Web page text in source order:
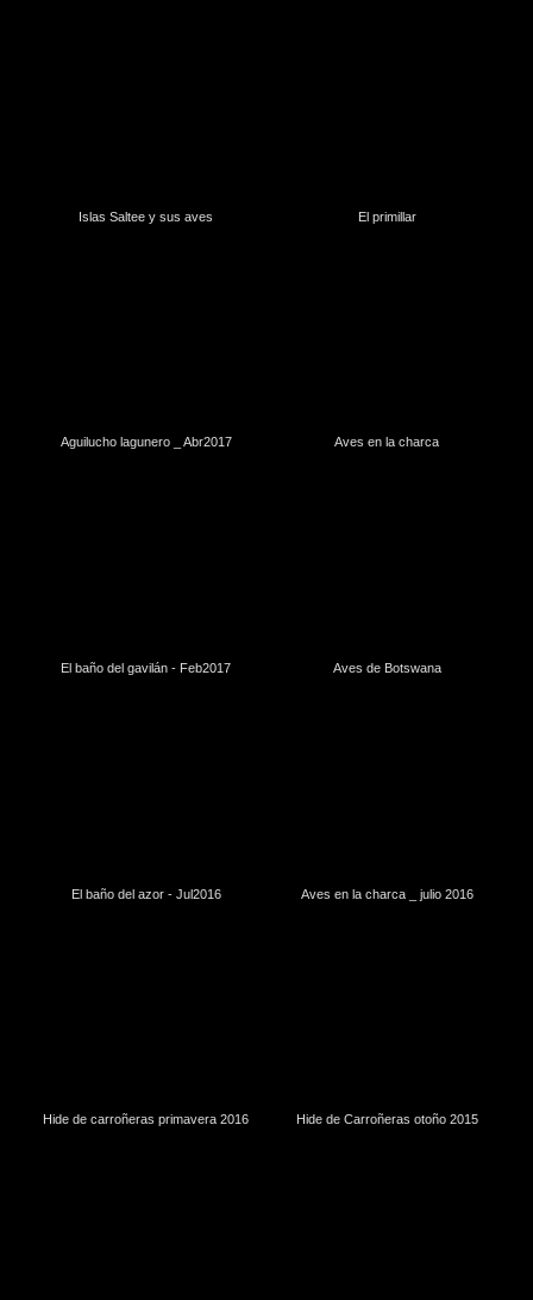
Islas Saltee y sus aves El primillar
Aguilucho lagunero _ Abr2017 Aves en la charca
El baño del gavilán - Feb2017 Aves de Botswana
El baño del azor - Jul2016 Aves en la charca _ julio 2016
Hide de carroñeras primavera 2016 Hide de Carroñeras otoño 2015